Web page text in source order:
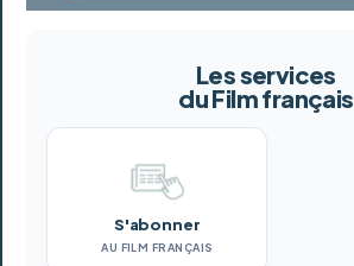
Les services
du Film français
S'abonner
AU FILM FRANÇAIS